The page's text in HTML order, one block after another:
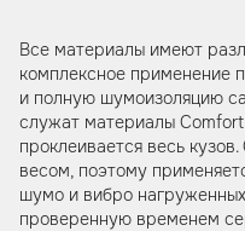
Все материалы имеют
комплексное применение
и полную шумоизоляцию
служат материалы
проклеивается весь
весом, поэтому
шумо и вибро
проверенную временем